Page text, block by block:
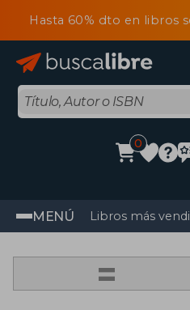
Hasta 60% dto en libros
0
MENÚ Libros más
=